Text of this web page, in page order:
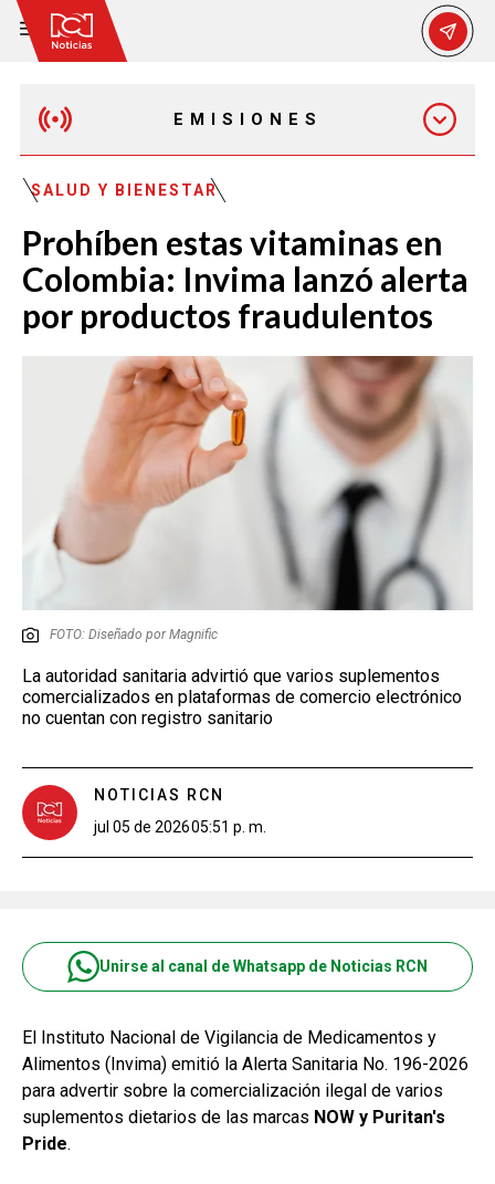
EMISIONES
EMISIÓN 12:30 PM
EMISIÓN 7:00 PM
SALUD Y BIENESTAR
Prohíben estas vitaminas en
Colombia: Invima lanzó alerta
por productos fraudulentos
FOTO: Diseñado por Magnific
La autoridad sanitaria advirtió que varios suplementos
comercializados en plataformas de comercio electrónico
no cuentan con registro sanitario
NOTICIAS RCN
jul 05 de 202605:51 p. m.
Unirse al canal de Whatsapp de Noticias RCN
El Instituto Nacional de Vigilancia de Medicamentos y
Alimentos (Invima) emitió la Alerta Sanitaria No. 196-2026
para advertir sobre la comercialización ilegal de varios
suplementos dietarios de las marcas NOW y Puritan's
Pride.